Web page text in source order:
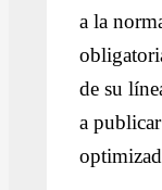
a la
de su
a